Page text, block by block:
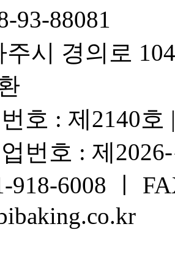
93-88081
주시 경의로
호 : 제2140
번호 : 제
918-6008 ㅣ